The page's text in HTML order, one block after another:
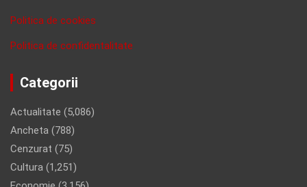
Politica de cookies
Politica de confidentalitate
Categorii
Actualitate (5,086)
Ancheta (788)
Cenzurat (75)
Cultura (1,251)